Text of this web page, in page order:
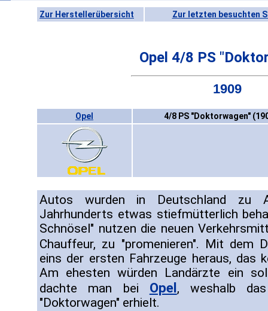
Zur Herstellerübersicht Zur letzten besuchten
Opel 4/8 PS
1909
Opel 4/8 PS "Doktorwagen"
Autos wurden in Deutschland zu
Jahrhunderts etwas stiefmütterlich
Schnösel" nutzen die neuen
Chauffeur, zu "promenieren". Mit dem
eins der ersten Fahrzeuge heraus, das
Am ehesten würden Landärzte ein
dachte man bei Opel , weshalb
"Doktorwagen" erhielt.